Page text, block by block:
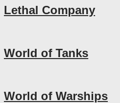
Lethal Company
World of Tanks
World of Warships